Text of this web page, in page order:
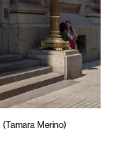
(Tamara Merino)